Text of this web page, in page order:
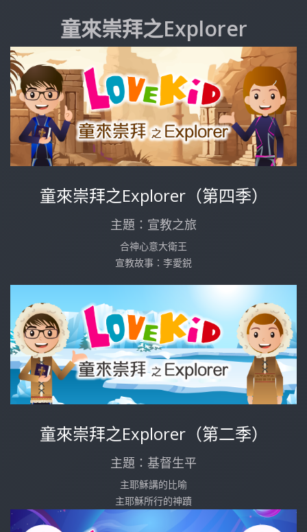
童來崇拜之Explorer
童來崇拜之Explorer（第四季）
主題：宣教之旅
合神心意大衛王
宣教故事：李愛鋭
童來崇拜之Explorer（第二季）
主題：基督生平
主耶穌講的比喻
主耶穌所行的神蹟